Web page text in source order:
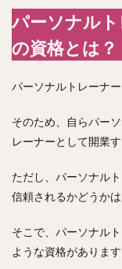
パーソナル
の資格とは？
パーソナルトレーナ
そのため、自らパー
レーナーとして開業
ただし、パーソナル
信頼されるかどうかは
そこで、パーソナル
ような資格があります